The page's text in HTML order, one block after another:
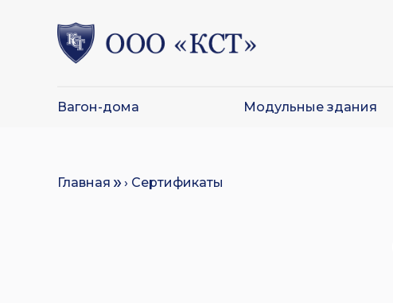
Вагон-дома Модульные здания
Главная › Сертификаты